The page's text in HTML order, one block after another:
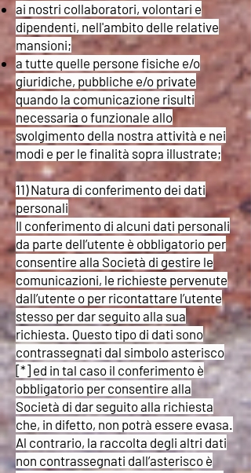
ai nostri collaboratori, volontari e
dipendenti, nell'ambito delle relative
mansioni;
a tutte quelle persone fisiche e/o
giuridiche, pubbliche e/o private
quando la comunicazione risulti
necessaria o funzionale allo
svolgimento della nostra attività e nei
modi e per le finalità sopra illustrate;
11) Natura di conferimento dei dati
personali
Il conferimento di alcuni dati personali
da parte dell’utente è obbligatorio per
consentire alla Società di gestire le
comunicazioni, le richieste pervenute
dall’utente o per ricontattare l’utente
stesso per dar seguito alla sua
richiesta. Questo tipo di dati sono
contrassegnati dal simbolo asterisco
[*] ed in tal caso il conferimento è
obbligatorio per consentire alla
Società di dar seguito alla richiesta
che, in difetto, non potrà essere evasa.
Al contrario, la raccolta degli altri dati
non contrassegnati dall’asterisco è